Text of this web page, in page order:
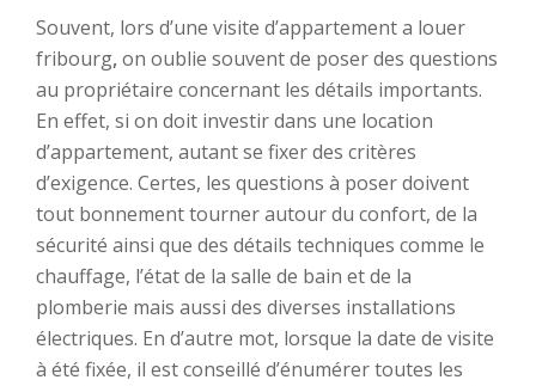
Souvent, lors d’une visite d’appartement a louer
fribourg,on oublie souvent de poser des questions
au propriétaire concernant les détails importants.
En effet, si on doit investir dans une location
d’appartement, autant se fixer des critères
d’exigence. Certes, les questions à poser doivent
tout bonnement tourner autour du confort, de la
sécurité ainsi que des détails techniques comme le
chauffage, l’état de la salle de bain et de la
plomberie mais aussi des diverses installations
électriques. En d’autre mot, lorsque la date de visite
à été fixée, il est conseillé d’énumérer toutes les